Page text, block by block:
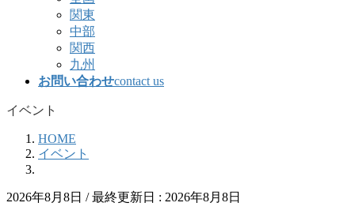
関東
中部
関西
九州
お問い合わせcontact us
イベント
HOME
イベント
2026年8月8日 / 最終更新日 : 2026年8月8日